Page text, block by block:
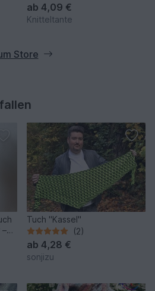
ab 4,09 €
Knitteltante
Store
–
Tuch "Kassel"
(2)
ab 4,28 €
sonjizu